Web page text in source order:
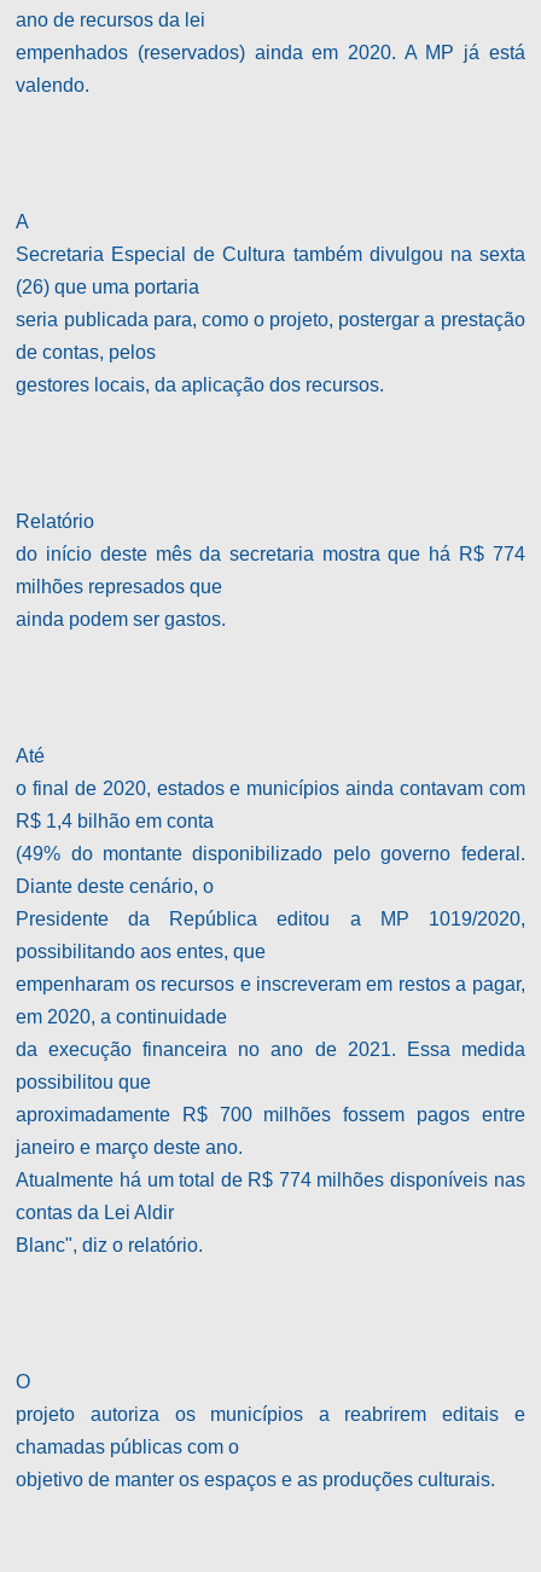
ano de recursos da lei
empenhados (reservados) ainda em 2020. A MP já está
valendo.
A
Secretaria Especial de Cultura também divulgou na sexta
(26) que uma portaria
seria publicada para, como o projeto, postergar a prestação
de contas, pelos
gestores locais, da aplicação dos recursos.
Relatório
do início deste mês da secretaria mostra que há R$ 774
milhões represados que
ainda podem ser gastos.
Até
o final de 2020, estados e municípios ainda contavam com
R$ 1,4 bilhão em conta
(49% do montante disponibilizado pelo governo federal.
Diante deste cenário, o
Presidente da República editou a MP 1019/2020,
possibilitando aos entes, que
empenharam os recursos e inscreveram em restos a pagar,
em 2020, a continuidade
da execução financeira no ano de 2021. Essa medida
possibilitou que
aproximadamente R$ 700 milhões fossem pagos entre
janeiro e março deste ano.
Atualmente há um total de R$ 774 milhões disponíveis nas
contas da Lei Aldir
Blanc", diz o relatório.
O
projeto autoriza os municípios a reabrirem editais e
chamadas públicas com o
objetivo de manter os espaços e as produções culturais.